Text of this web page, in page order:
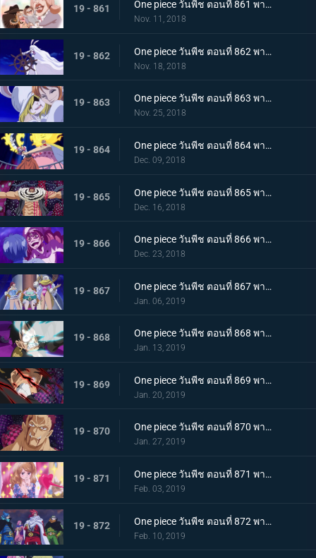
19 - 861 One piece วันพีช ตอนที่ 861 พากย์ไทย เค้กกำลังจม! ซันจิและเบจในศึกหนีตาย!
Nov. 11, 2018
19 - 862 One piece วันพีช ตอนที่ 862 พากย์ไทย ซูลอง! การกลายร่างครั้งใหญ๋ที่แสนพิศวงของแครอท
Nov. 18, 2018
19 - 863 One piece วันพีช ตอนที่ 863 พากย์ไทย บุกทะลวงเข้าไป! สงครามทางทะเลครั้งใหญ่ของพวกหมวกฟาง
Nov. 25, 2018
19 - 864 One piece วันพีช ตอนที่ 864 พากย์ไทย การปะทะกันระหว่าง! สี่จักรพรรดิ ปะทะ พวกหมวกฟาง!
Dec. 09, 2018
19 - 865 One piece วันพีช ตอนที่ 865 พากย์ไทย เคล็ดลับวิชาจากเรย์ลี่! การพลิกเกมการต่อสู้กับคาตาคุริได้เริ่มขึ้นแล้ว
Dec. 16, 2018
19 - 866 One piece วันพีช ตอนที่ 866 พากย์ไทย ในที่สุดก็กลับมา! ซันจิ ชายผู้หยุดสี่จักรพรรดิ
Dec. 23, 2018
19 - 867 One piece วันพีช ตอนที่ 867 พากย์ไทย ศัตรูในเงามืด! นักลอบสังหารจู่โจมลูฟี่!
Jan. 06, 2019
19 - 868 One piece วันพีช ตอนที่ 868 พากย์ไทย การตัดสินใจของลูกผู้ชาย เดิมพันครั้งใหญ๋ที่แลกด้วยชีวิต
Jan. 13, 2019
19 - 869 One piece วันพีช ตอนที่ 869 พากย์ไทย จงตื่นขึ้นมา! ฮาคิสังเกตการณ์ สู่สุดยอดความแข็งแกร่ง!
Jan. 20, 2019
19 - 870 One piece วันพีช ตอนที่ 870 พากย์ไทย หมัดความเร็วสุดยอด! เกียร์ 4 ใหม่เริ่มทำงาน
Jan. 27, 2019
19 - 871 One piece วันพีช ตอนที่ 871 พากย์ไทย ศึกบทสรุป! การต่อสู้แห่งศักดิ์ศรีกับคาตาคุริ!
Feb. 03, 2019
19 - 872 One piece วันพีช ตอนที่ 872 พากย์ไทย เข้าตาจน! กำแพงเหล็กล้อมกรอบลูฟี่!
Feb. 10, 2019